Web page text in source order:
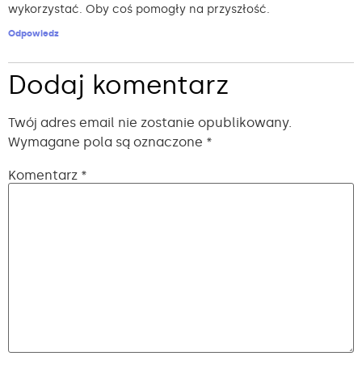
wykorzystać. Oby coś pomogły na przyszłość.
Odpowiedz
Dodaj komentarz
Twój adres email nie zostanie opublikowany.
Wymagane pola są oznaczone *
Komentarz *